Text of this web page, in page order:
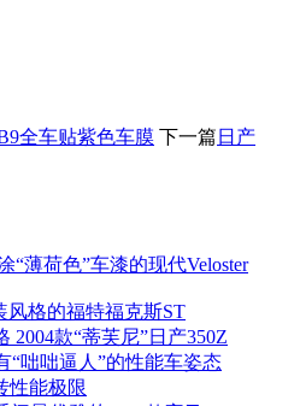
全车贴紫色车膜 下一篇 日产
“薄荷色”车漆的现代Veloster
风格的福特福克斯ST
2004款“蒂芙尼”日产350Z
“咄咄逼人”的性能车姿态
性能极限